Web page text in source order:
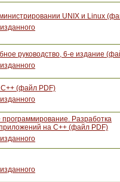
UNIX и Linux
руководство, 6-е издание
(файл PDF)
Разработка
на С++ (файл PDF)